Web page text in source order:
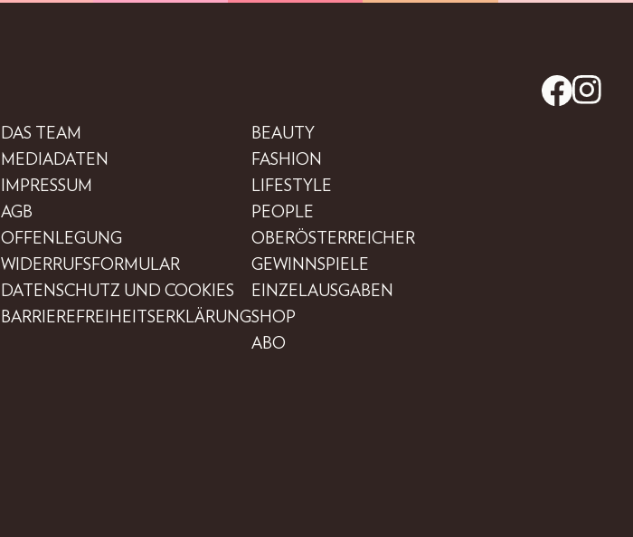
DAS TEAM
MEDIADATEN
IMPRESSUM
AGB
OFFENLEGUNG
WIDERRUFSFORMULAR
DATENSCHUTZ UND COOKIES
BARRIEREFREIHEITSERKLÄRUNG
BEAUTY
FASHION
LIFESTYLE
PEOPLE
OBERÖSTERREICHER
GEWINNSPIELE
EINZELAUSGABEN
SHOP
ABO